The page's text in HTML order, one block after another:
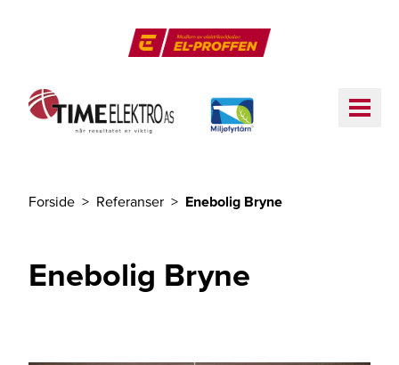
Forside Referanser Enebolig Bryne
Enebolig Bryne